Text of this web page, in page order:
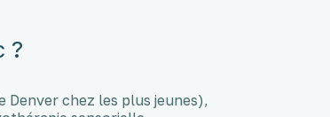
?
chez les plus jeunes),